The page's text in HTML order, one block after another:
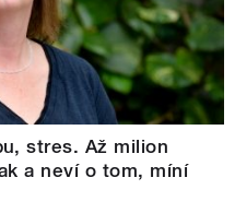
stres. Až milion
a neví o tom, míní